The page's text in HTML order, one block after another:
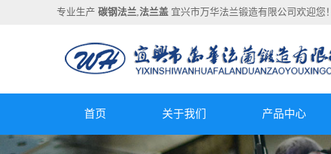
专业生产 碳钢法兰,法兰盖 宜兴市万华法兰锻造有限公司欢迎您！
首页 关于我们 产品中心